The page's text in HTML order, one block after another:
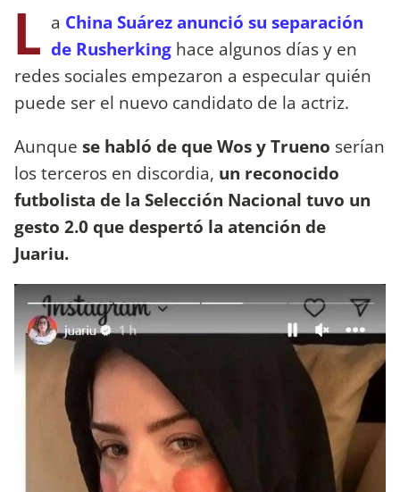
L a China Suárez anunció su separación
de Rusherking hace algunos días y en
redes sociales empezaron a especular quién
puede ser el nuevo candidato de la actriz.
Aunque se habló de que Wos y Trueno serían
los terceros en discordia, un reconocido
futbolista de la Selección Nacional tuvo un
gesto 2.0 que despertó la atención de
Juariu.